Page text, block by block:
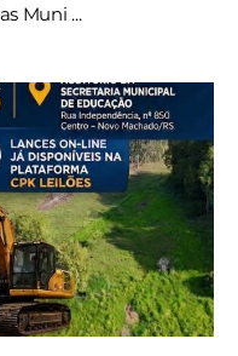
Muni ...